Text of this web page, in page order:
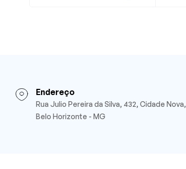
Endereço
Rua Julio Pereira da Silva, 432, Cidade Nova,
Belo Horizonte - MG